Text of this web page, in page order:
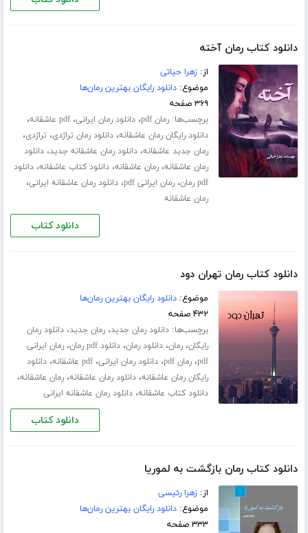
دانلود کتاب رمان آخته
از:زهرا حیاتی
موضوع:دانلود رایگان بهترین رمان‌ها
۳۶۹ صفحه
برچسب‌ها:رمان pdf ،دانلود رمان ایرانی،pdf عاشقانه ،
دانلود رایگان رمان عاشقانه،دانلود رمان تراژدی، تراژدی،
رمان جدید عاشقانه،دانلود رمان عاشقانه جدید،دانلود
رمان عاشقانه،رمان عاشقانه،دانلود کتاب عاشقانه،دانلود
pdf رمان
،رمان ایرانی pdf ،دانلود رمان عاشقانه ایرانی،
رمان عاشقانه
دانلود کتاب
دانلود کتاب رمان تهران دود
موضوع:دانلود رایگان بهترین رمان‌ها
۴۳۲ صفحه
برچسب‌ها:دانلود رمان جدید،رمان جدید،دانلود رمان
رایگان،رمان،دانلود رمان،دانلود pdf رمان ،رمان ایرانی
pdf،رمان pdf ،دانلود رمان ایرانی،pdf عاشقانه ،دانلود
رایگان رمان عاشقانه،دانلود رمان عاشقانه،رمان عاشقانه،
دانلود کتاب عاشقانه،دانلود رمان عاشقانه ایرانی
دانلود کتاب
دانلود کتاب رمان بازگشت به لموریا
از:زهرا رئیسی
موضوع:دانلود رایگان بهترین رمان‌ها
۳۳۳ صفحه